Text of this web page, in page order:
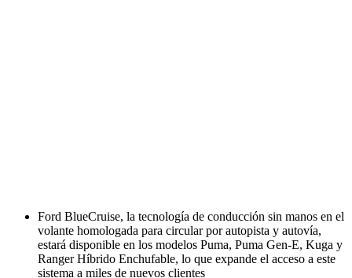
Ford BlueCruise, la tecnología de conducción sin manos en el
volante homologada para circular por autopista y autovía,
estará disponible en los modelos Puma, Puma Gen-E, Kuga y
Ranger Híbrido Enchufable, lo que expande el acceso a este
sistema a miles de nuevos clientes